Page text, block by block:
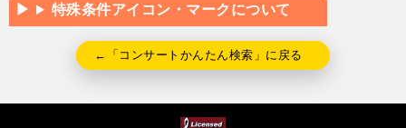
特殊条件アイコン・マークについて
←「コンサートかんたん検索」に戻る